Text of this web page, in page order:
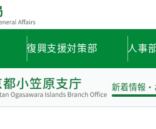
復興支援対策部 人事
新着情報